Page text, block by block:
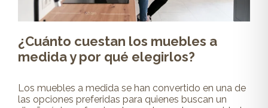
¿Cuánto cuestan los muebles a
medida y por qué elegirlos?
Los muebles a medida se han convertido en una de
las opciones preferidas para quienes buscan un